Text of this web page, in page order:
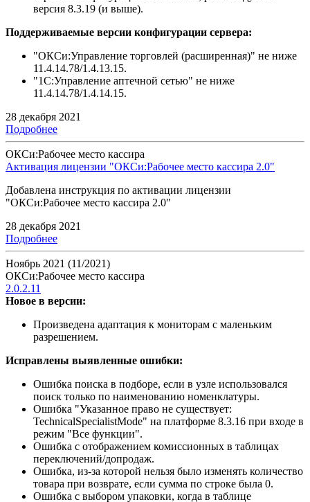
версия 8.3.19 (и выше).
Поддерживаемые версии конфигурации сервера:
"ОКСи:Управление торговлей (расширенная)" не ниже
11.4.14.78/1.4.13.15.
"1С:Управление аптечной сетью" не ниже
11.4.14.78/1.4.14.15.
28 декабря 2021
Подробнее
ОКСи:Рабочее место кассира
Активация лицензии "ОКСи:Рабочее место кассира 2.0"
Добавлена инструкция по активации лицензии
"ОКСи:Рабочее место кассира 2.0"
28 декабря 2021
Подробнее
Ноябрь 2021 (11/2021)
ОКСи:Рабочее место кассира
2.0.2.11
Новое в версии:
Произведена адаптация к мониторам с маленьким
разрешением.
Исправлены выявленные ошибки:
Ошибка поиска в подборе, если в узле использовался
поиск только по наименованию номенклатуры.
Ошибка "Указанное право не существует:
TechnicalSpecialistMode" на платформе 8.3.16 при входе в
режим "Все функции".
Ошибка с отображением комиссионных в таблицах
переключений/допродаж.
Ошибка, из-за которой нельзя было изменять количество
товара при возврате, если сумма по строке была 0.
Ошибка с выбором упаковки, когда в таблице